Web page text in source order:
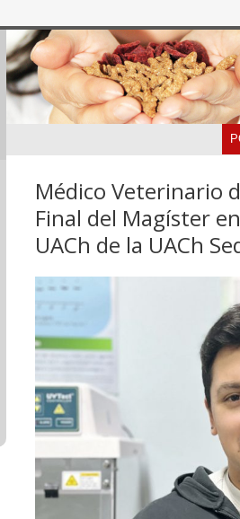
Médico Veterinario
Final del Magíster
UACh de la UACh